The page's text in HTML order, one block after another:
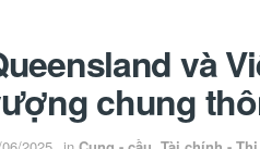
và
chung